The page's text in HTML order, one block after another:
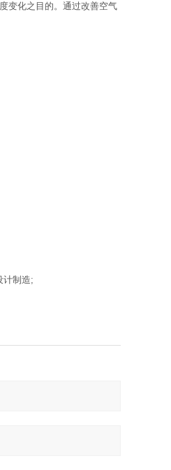
变化之目的。通过改善空气
计制造;